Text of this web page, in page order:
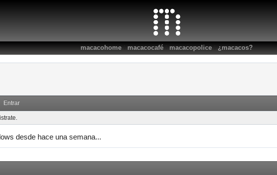
macacohome:macacocafé:macacopolice:¿macacos?
Entrar
desde hace una semana...